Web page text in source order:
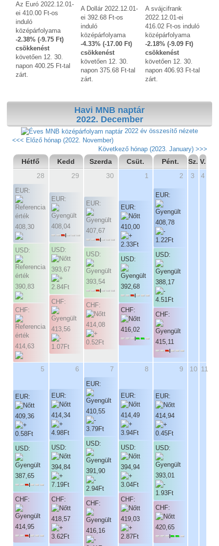
Az Euró 2022.12.01-
ei 410.00 Ft-os
induló
középárfolyama
-2.38% (-9.75 Ft)
csökkenést
követően 12. 30.
napon 400.25 Ft-tal
zárt.
A Dollár 2022.12.01-
ei 392.68 Ft-os
induló
középárfolyama
-4.33% (-17.00 Ft)
csökkenést
követően 12. 30.
napon 375.68 Ft-tal
zárt.
A svájcifrank
2022.12.01-ei
416.02 Ft-os induló
középárfolyama
-2.18% (-9.09 Ft)
csökkenést
követően 12. 30.
napon 406.93 Ft-tal
zárt.
Havi MNB naptár
2022. December
2022 év összesítő nézete
<<< Előző hónap (2022. November)
Következő hónap (2023. January) >>>
Hétfő Kedd Szerda Csüt. Pént. Sz. V.
28
EUR:
408,30
USD:
390,83
CHF:
414,63
29
EUR:
408,04
USD:
393,67
CHF:
413,56
30
EUR:
407,67
USD:
393,54
CHF:
414,08
1
EUR:
410,00
USD:
392,68
CHF:
416,02
2
EUR:
408,78
USD:
388,17
CHF:
415,11
3 4
5
EUR:
409,36
USD:
387,65
CHF:
414,95
6
EUR:
414,34
USD:
394,84
CHF:
418,57
7
EUR:
410,55
USD:
391,90
CHF:
416,16
8
EUR:
414,49
USD:
394,94
CHF:
419,03
9
EUR:
414,94
USD:
393,01
CHF:
420,65
10 11